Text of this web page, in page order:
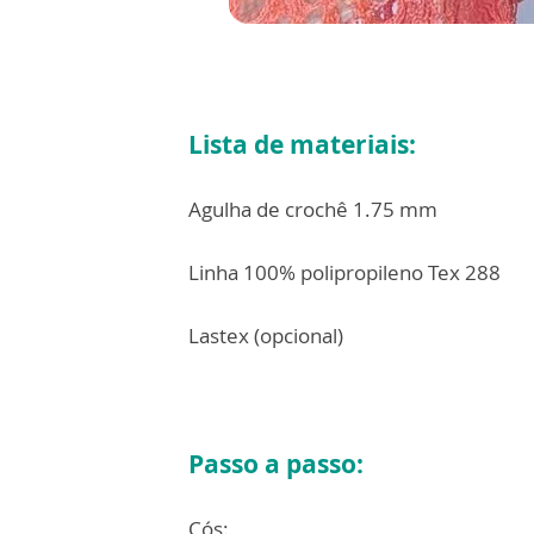
Lista de materiais:
Agulha de crochê 1.75 mm
Linha 100% polipropileno Tex 288
Lastex (opcional)
Passo a passo: